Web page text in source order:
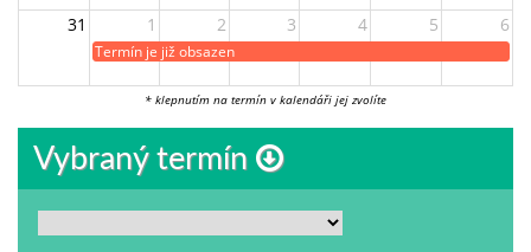
31 1 2 3 4 5 6
Termín je již obsazen
* klepnutím na termín v kalendáři jej zvolíte
Vybraný termín